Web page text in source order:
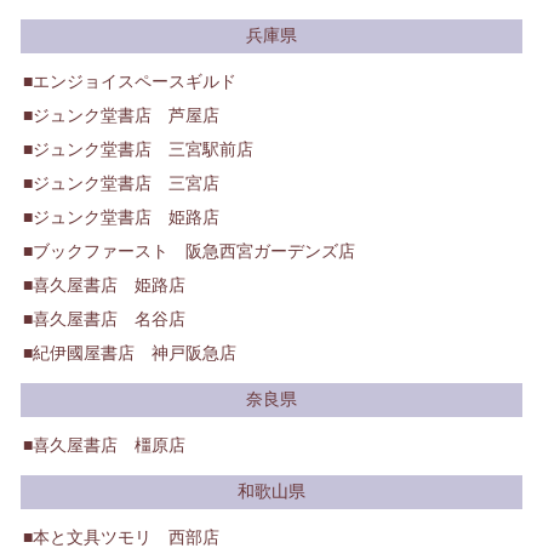
兵庫県
エンジョイスペースギルド
ジュンク堂書店 芦屋店
ジュンク堂書店 三宮駅前店
ジュンク堂書店 三宮店
ジュンク堂書店 姫路店
ブックファースト 阪急西宮ガーデンズ店
喜久屋書店 姫路店
喜久屋書店 名谷店
紀伊國屋書店 神戸阪急店
奈良県
喜久屋書店 橿原店
和歌山県
本と文具ツモリ 西部店